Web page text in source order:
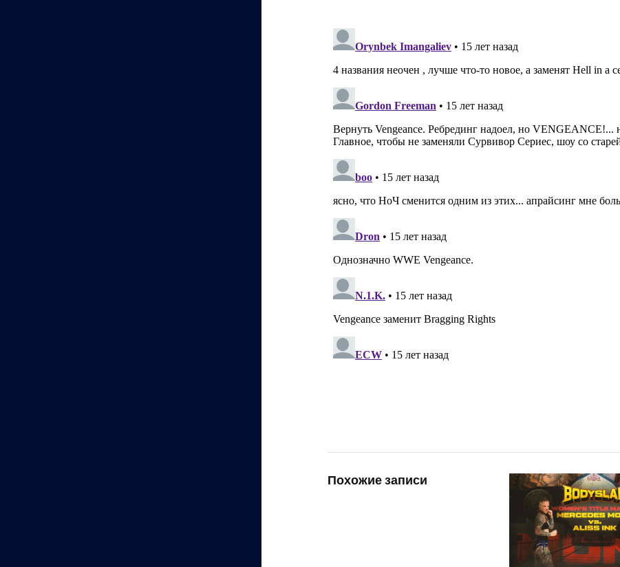
Похожие записи